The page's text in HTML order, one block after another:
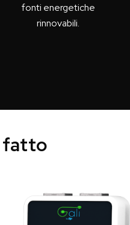
fonti energetiche
rinnovabili.
fatto